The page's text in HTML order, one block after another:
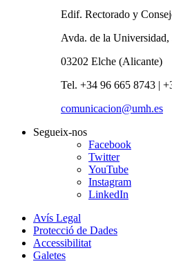
Edif. Rectorado y
Avda. de la Universidad,
03202 Elche (Alicante)
Tel. +34 96 665 8743 |
comunicacion@umh.es
Segueix-nos
Facebook
Twitter
YouTube
Instagram
LinkedIn
Avís Legal
Protecció de Dades
Accessibilitat
Galetes